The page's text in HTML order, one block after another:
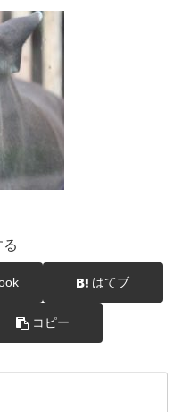
る
はてブ
コピー